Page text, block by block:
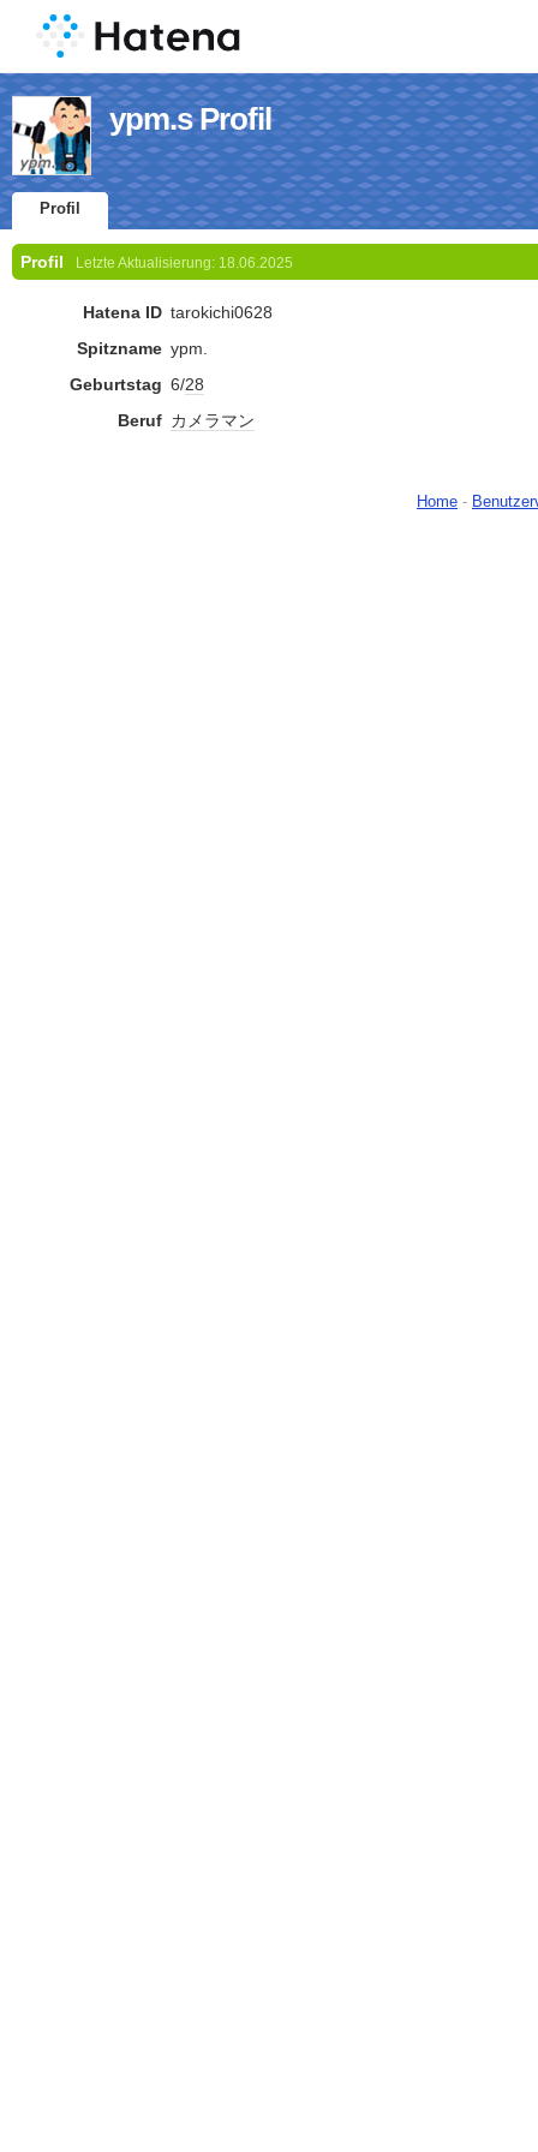
ypm.s Profil
Profil
Profil Letzte Aktualisierung: 18.06.2025
Hatena ID tarokichi0628
Spitzname ypm.
Geburtstag 6/28
Beruf カメラマン
Home -